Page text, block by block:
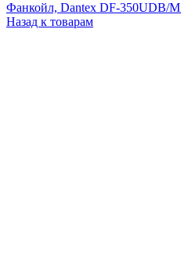
Фанкойл, Dantex DF-350UDB/M
Назад к товарам